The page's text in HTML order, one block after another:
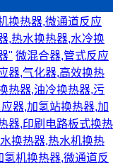
换热器,微通道反应
,热水换热器,水冷换
" 微混合器,管式反应
器,气化器,高效换热
热器,油冷换热器,污
器,加氢站换热器,加
器,印刷电路板式换热
换热器,热水机换热
机换热器,微通道反